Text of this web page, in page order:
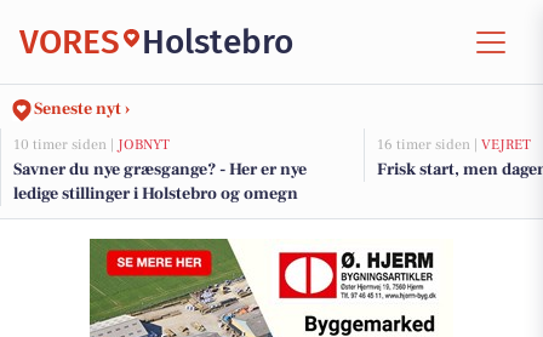
VORES Holstebro
Seneste nyt ›
10 timer siden | JOBNYT
Savner du nye græsgange? - Her er nye
ledige stillinger i Holstebro og omegn
16 timer siden | VEJRET
Frisk start, men